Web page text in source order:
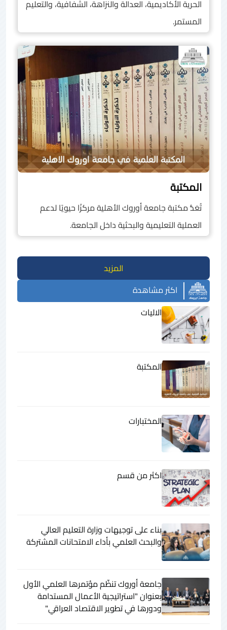
الحرية الأكاديمية، العدالة والنزاهة، الشفافية، والتعليم
المستمر.
المكتبة
تُعَدُّ مكتبة جامعة أوروك الأهلية مركزًا حيويًا لدعم
العملية التعليمية والبحثية داخل الجامعة.
المزيد
اكثر مشاهدة
الاليات
المكتبة
المختبارات
اكثر من قسم
بناء على توجيهات وزارة التعليم العالي
والبحث العلمي بأداء الامتحانات المشتركة
جامعة أوروك تنظّم مؤتمرها العلمي الأول
بعنوان "استراتيجية الأعمال المستدامة
ودورها في تطوير الاقتصاد العراقي"